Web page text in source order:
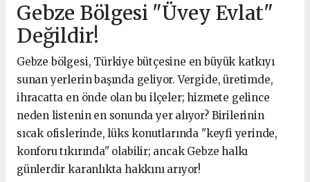
Gebze Bölgesi "Üvey Evlat"
Değildir!
Gebze bölgesi, Türkiye bütçesine en büyük katkıyı
sunan yerlerin başında geliyor. Vergide, üretimde,
ihracatta en önde olan bu ilçeler; hizmete gelince
neden listenin en sonunda yer alıyor? Birilerinin
sıcak ofislerinde, lüks konutlarında "keyfi yerinde,
konforu tıkırında" olabilir; ancak Gebze halkı
günlerdir karanlıkta hakkını arıyor!